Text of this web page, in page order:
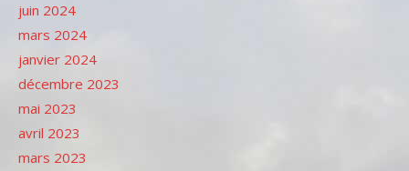
juin 2024
mars 2024
janvier 2024
décembre 2023
mai 2023
avril 2023
mars 2023